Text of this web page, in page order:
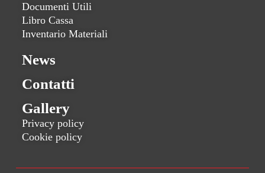
Documenti Utili
Libro Cassa
Inventario Materiali
News
Contatti
Gallery
Privacy policy
Cookie policy